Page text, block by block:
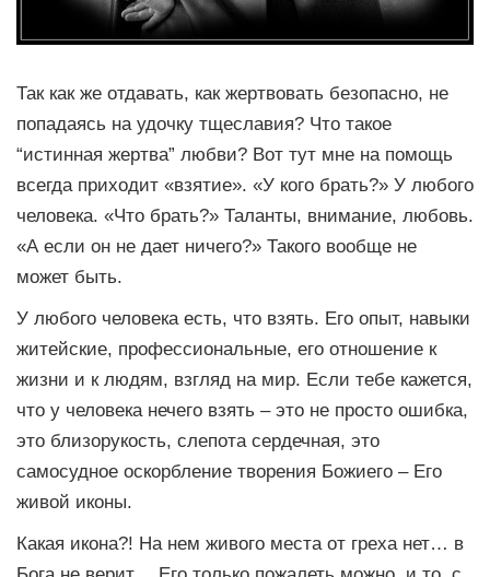
Так как же отдавать, как жертвовать безопасно, не
попадаясь на удочку тщеславия? Что такое
“истинная жертва” любви? Вот тут мне на помощь
всегда приходит «взятие». «У кого брать?» У любого
человека. «Что брать?» Таланты, внимание, любовь.
«А если он не дает ничего?» Такого вообще не
может быть.
У любого человека есть, что взять. Его опыт, навыки
житейские, профессиональные, его отношение к
жизни и к людям, взгляд на мир. Если тебе кажется,
что у человека нечего взять – это не просто ошибка,
это близорукость, слепота сердечная, это
самосудное оскорбление творения Божиего – Его
живой иконы.
Какая икона?! На нем живого места от греха нет… в